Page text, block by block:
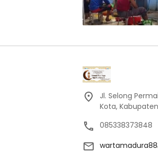
Jl. Selong
Kota,
085338373848